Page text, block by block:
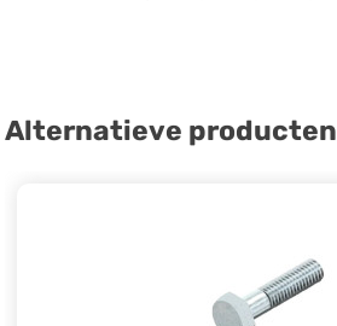
Alternatieve producten